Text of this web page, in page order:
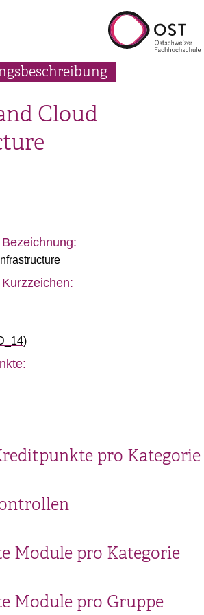
Cloud
)
pro Kategorie
Module pro Kategorie
Module pro Gruppe